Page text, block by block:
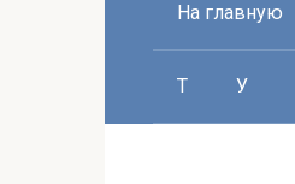
На главную
Т У